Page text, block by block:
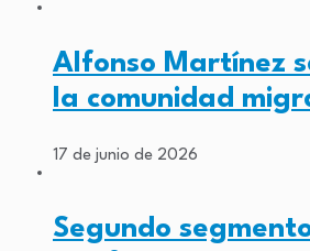
Alfonso Martínez
la comunidad
17 de junio de 2026
Segundo